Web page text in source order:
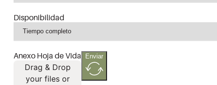
Disponibilidad
Anexo Hoja de Vida
Drag & Drop
your files or
Enviar